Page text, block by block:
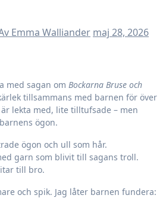
Emma Walliander maj 28, 2026
med sagan om Bockarna Bruse och
tillsammans med barnen för över
lekta med, lite tilltufsade – men
ögon.
ögon och ull som hår.
garn som blivit till sagans troll.
till bro.
och spik. Jag låter barnen fundera: